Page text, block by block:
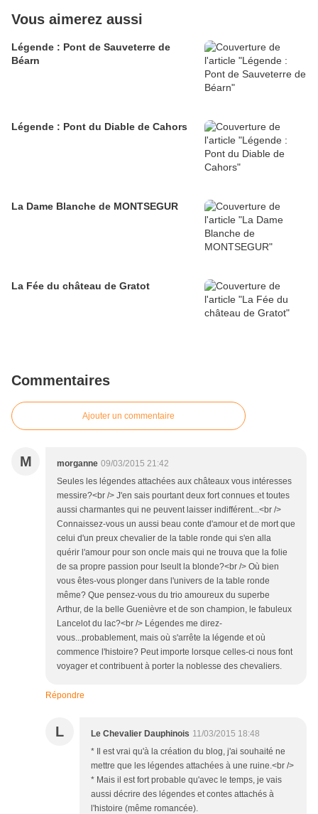
Vous aimerez aussi
Légende : Pont de Sauveterre de
Béarn
Légende : Pont du Diable de Cahors
La Dame Blanche de MONTSEGUR
La Fée du château de Gratot
Commentaires
Ajouter un commentaire
M morganne 09/03/2015 21:42
Seules les légendes attachées aux châteaux vous intéresses
messire?<br /> J'en sais pourtant deux fort connues et toutes
aussi charmantes qui ne peuvent laisser indifférent...<br />
Connaissez-vous un aussi beau conte d'amour et de mort que
celui d'un preux chevalier de la table ronde qui s'en alla
quérir l'amour pour son oncle mais qui ne trouva que la folie
de sa propre passion pour Iseult la blonde?<br /> Où bien
vous êtes-vous plonger dans l'univers de la table ronde
même? Que pensez-vous du trio amoureux du superbe
Arthur, de la belle Guenièvre et de son champion, le fabuleux
Lancelot du lac?<br /> Légendes me direz-
vous...probablement, mais où s'arrête la légende et où
commence l'histoire? Peut importe lorsque celles-ci nous font
voyager et contribuent à porter la noblesse des chevaliers.
Répondre
L Le Chevalier Dauphinois 11/03/2015 18:48
* Il est vrai qu'à la création du blog, j'ai souhaité ne
mettre que les légendes attachées à une ruine.<br />
* Mais il est fort probable qu'avec le temps, je vais
aussi décrire des légendes et contes attachés à
l'histoire (même romancée).